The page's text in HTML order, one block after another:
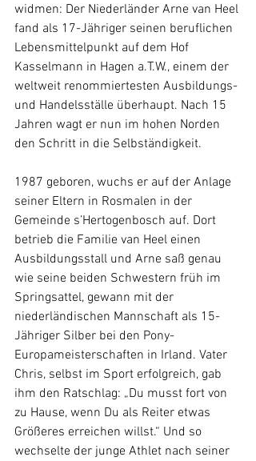
widmen: Der Niederländer Arne van Heel
fand als 17-Jähriger seinen beruflichen
Lebensmittelpunkt auf dem Hof
Kasselmann in Hagen a.T.W., einem der
weltweit renommiertesten Ausbildungs-
und Handelsställe überhaupt. Nach 15
Jahren wagt er nun im hohen Norden
den Schritt in die Selbständigkeit.
1987 geboren, wuchs er auf der Anlage
seiner Eltern in Rosmalen in der
Gemeinde s’Hertogenbosch auf. Dort
betrieb die Familie van Heel einen
Ausbildungsstall und Arne saß genau
wie seine beiden Schwestern früh im
Springsattel, gewann mit der
niederländischen Mannschaft als 15-
Jähriger Silber bei den Pony-
Europameisterschaften in Irland. Vater
Chris, selbst im Sport erfolgreich, gab
ihm den Ratschlag: „Du musst fort von
zu Hause, wenn Du als Reiter etwas
Größeres erreichen willst.“ Und so
wechselte der junge Athlet nach seiner